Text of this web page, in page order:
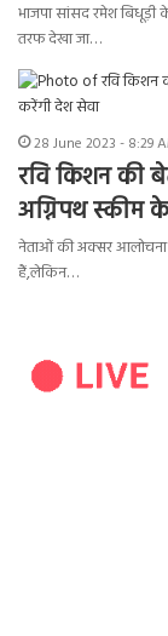
भाजपा सांसद रमेश बिधूड़ी
तरफ देखा जा…
28 June 2023 - 8:29
रवि किशन की
अग्निपथ स्कीम
नेताओं की अक्सर आलोचना
हैं,लेकिन…